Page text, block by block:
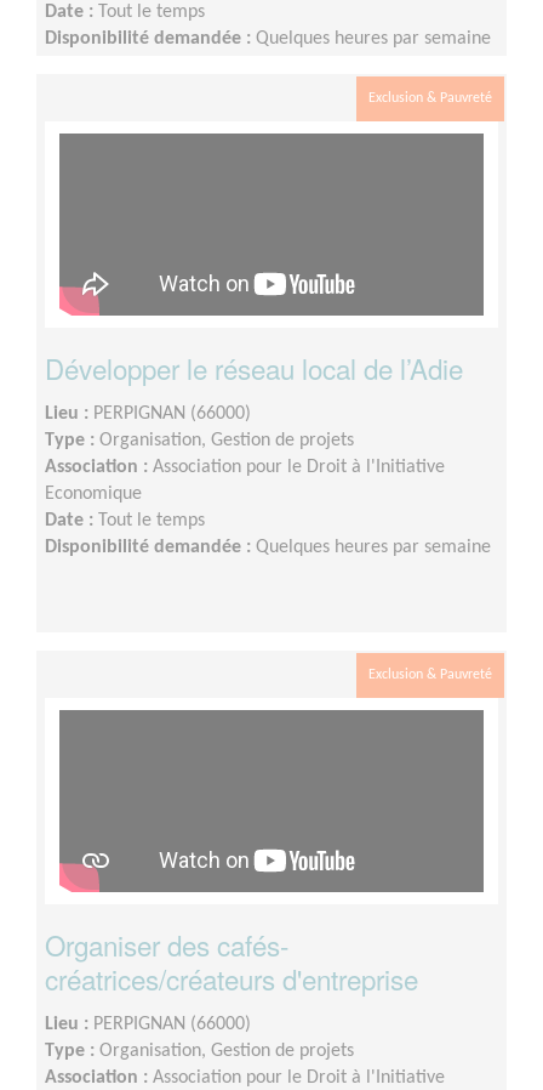
Date :
Tout le temps
Disponibilité demandée : Quelques heures par semaine
disponible en soirée ou le week-end si besoin)Exclusion & Pauvreté
Développer le réseau local de l’Adie
Lieu : PERPIGNAN (66000)
Type : Organisation, Gestion de projets
Association : Association pour le Droit à l'Initiative
Economique
Date :
Tout le temps
Disponibilité demandée : Quelques heures par semaine
Exclusion & Pauvreté
Organiser des cafés-
créatrices/créateurs d'entreprise
Lieu : PERPIGNAN (66000)
Type : Organisation, Gestion de projets
Association : Association pour le Droit à l'Initiative